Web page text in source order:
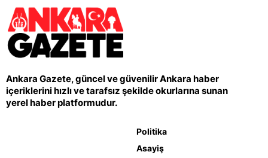
Ankara Gazete, güncel ve güvenilir Ankara haber
içeriklerini hızlı ve tarafsız şekilde okurlarına sunan
yerel haber platformudur.
Politika
Asayiş